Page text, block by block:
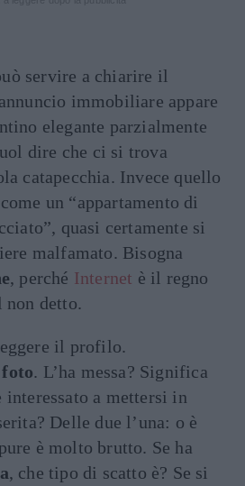
servire a chiarire il
immobiliare appare
elegante parzialmente
dire che ci si trova
catapecchia. Invece quello
un “appartamento di
quasi certamente si
malfamato. Bisogna
, perché Internet è il regno
non detto.
il profilo.
foto. L’ha messa? Significa
interessato a mettersi in
Delle due l’una: o è
è molto brutto. Se ha
, che tipo di scatto è? Se si